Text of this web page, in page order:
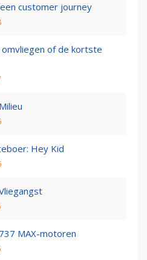
customer journey
of de kortste
Hey Kid
MAX-motoren